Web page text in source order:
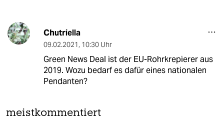
Chutriella
09.02.2021, 10:30 Uhr
Green News Deal ist der EU-Rohrkrepierer aus
2019. Wozu bedarf es dafür eines nationalen
Pendanten?
meistkommentiert